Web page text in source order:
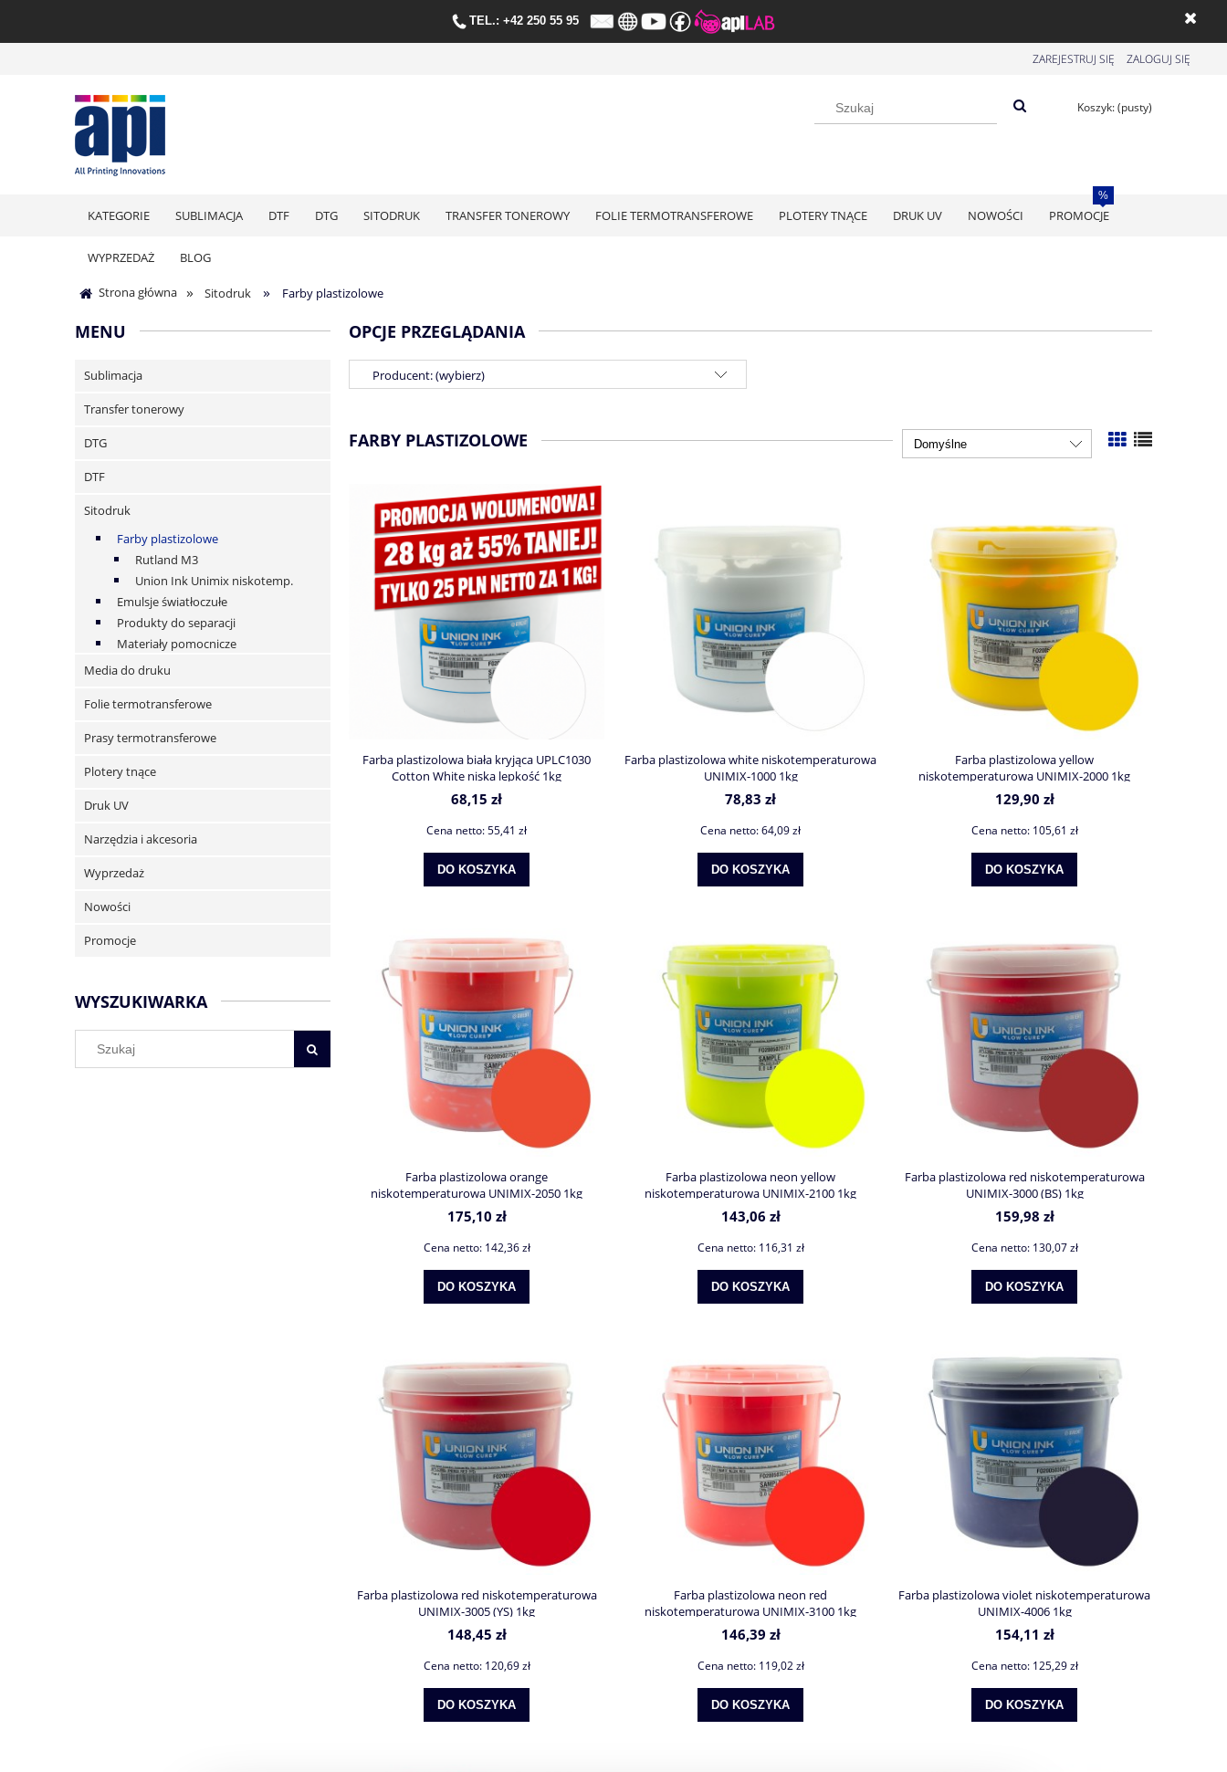
TE L.: +42 250 55 95
ZAREJESTRUJ SIĘ ZALOGUJ SIĘ
Koszyk:(pusty)
KATEGORIE SUBLIMACJA DTF DTG SITODRUK TRANSFER TONEROWY FOLIE TERMOTRANSFEROWE PLOTERY TNĄCE DRUK UV NOWOŚCI PROMOCJE
WYPRZEDAŻ BLOG
Strona główna » Sitodruk » Farby plastizolowe
MENU
Sublimacja
Transfer tonerowy
DTG
DTF
Sitodruk
Farby plastizolowe
Rutland M3
Union Ink Unimix niskotemp.
Emulsje światłoczułe
Produkty do separacji
Materiały pomocnicze
Media do druku
Folie termotransferowe
Prasy termotransferowe
Plotery tnące
Druk UV
Narzędzia i akcesoria
Wyprzedaż
Nowości
Promocje
WYSZUKIWARKA
OPCJE PRZEGLĄDANIA
Producent: (wybierz)
FARBY PLASTIZOLOWE
Farba plastizolowa biała kryjąca UPLC1030
Cotton White niska lepkość 1kg
68,15 zł
Cena netto:55,41 zł
DO KOSZYKA
Farba plastizolowa white niskotemperaturowa
UNIMIX-1000 1kg
78,83 zł
Cena netto:64,09 zł
DO KOSZYKA
Farba plastizolowa yellow
niskotemperaturowa UNIMIX-2000 1kg
129,90 zł
Cena netto: 105,61 zł
DO KOSZYKA
Farba plastizolowa orange
niskotemperaturowa UNIMIX-2050 1kg
175,10 zł
Cena netto: 142,36 zł
DO KOSZYKA
Farba plastizolowa neon yellow
niskotemperaturowa UNIMIX-2100 1kg
143,06 zł
Cena netto: 116,31 zł
DO KOSZYKA
Farba plastizolowa red niskotemperaturowa
UNIMIX-3000 (BS) 1kg
159,98 zł
Cena netto: 130,07 zł
DO KOSZYKA
Farba plastizolowa red niskotemperaturowa
UNIMIX-3005 (YS) 1kg
148,45 zł
Cena netto: 120,69 zł
DO KOSZYKA
Farba plastizolowa neon red
niskotemperaturowa UNIMIX-3100 1kg
146,39 zł
Cena netto: 119,02 zł
DO KOSZYKA
Farba plastizolowa violet niskotemperaturowa
UNIMIX-4006 1kg
154,11 zł
Cena netto: 125,29 zł
DO KOSZYKA